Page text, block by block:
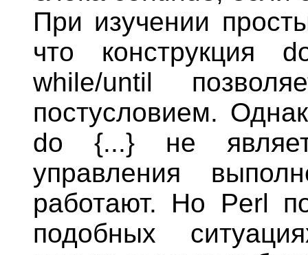
При изучении
что конструкция
while/until
постусловием.
do {...} не
управления
работают. Но Perl
подобных